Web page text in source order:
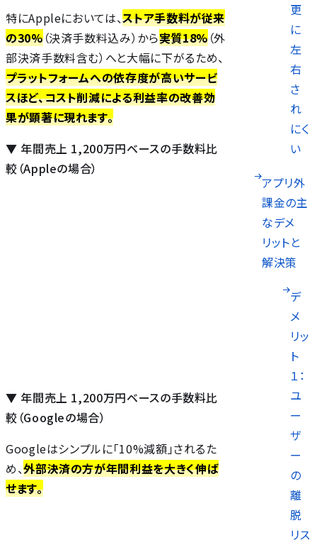
更
に
左
右
さ
れ
にく
い
アプリ外
課金の主
なデメ
リットと
解決策
デ
メ
リッ
ト
１：
ユ
ー
ザ
ー
の
離
脱
リス
特にAppleにおいては、ストア手数料が従来
の30%（決済手数料込み）から実質18%（外
部決済手数料含む）へと大幅に下がるため、
プラットフォームへの依存度が高いサービ
スほど、コスト削減による利益率の改善効
果が顕著に現れます。
▼ 年間売上 1,200万円ベースの手数料比
較（Appleの場合）
▼ 年間売上 1,200万円ベースの手数料比
較（Googleの場合）
Googleはシンプルに「10%減額」されるた
め、外部決済の方が年間利益を大きく伸ば
せます。